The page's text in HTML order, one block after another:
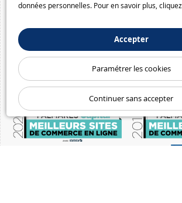
données personnelles. Pour en savoir plus, cliquez
Accepter
Paramétrer les cookies
Continuer sans accepter